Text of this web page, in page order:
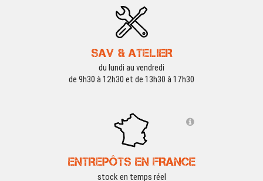
SAV & ATELIER
du lundi au vendredi
de 9h30 à 12h30 et de 13h30 à 17h30
ENTREPÔTS EN FRANCE
stock en temps réel